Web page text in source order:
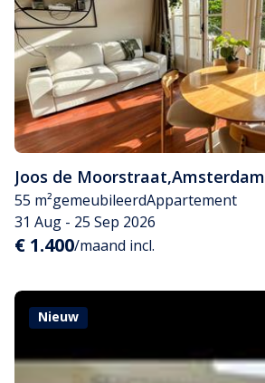
Joos de Moorstraat,Amsterdam
55 m²gemeubileerdAppartement
31 Aug - 25 Sep 2026
€ 1.400/maand incl.
Nieuw